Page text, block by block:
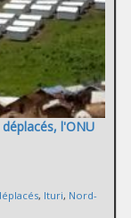
l'ONU
, Ituri, Nord-